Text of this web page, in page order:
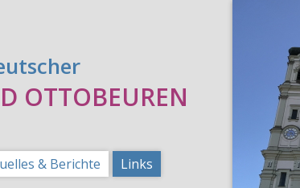
OTTOBEUREN
& Berichte
Links